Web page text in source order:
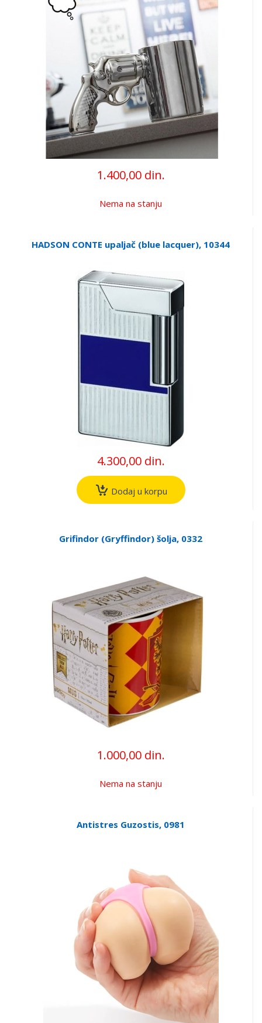
1.400,00 din.
Nema na stanju
HADSON CONTE upaljač (blue lacquer), 10344
4.300,00 din.
Dodaj u korpu
Grifindor (Gryffindor) šolja, 0332
1.000,00 din.
Nema na stanju
Antistres Guzostis, 0981